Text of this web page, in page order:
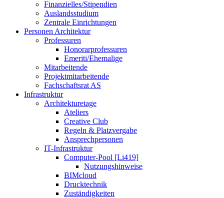
Finanzielles/Stipendien
Auslandsstudium
Zentrale Einrichtungen
Personen Architektur
Professuren
Honorarprofessuren
Emeriti/Ehemalige
Mitarbeitende
Projektmitarbeitende
Fachschaftsrat AS
Infrastruktur
Architekturetage
Ateliers
Creative Club
Regeln & Platzvergabe
Ansprechpersonen
IT-Infrastruktur
Computer-Pool [Li419]
Nutzungshinweise
BIMcloud
Drucktechnik
Zuständigkeiten